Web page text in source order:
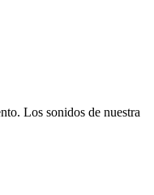
Los sonidos de nuestra